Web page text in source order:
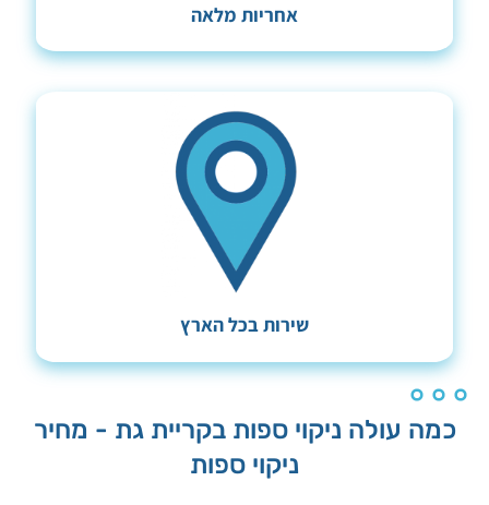
אחריות מלאה
שירות בכל הארץ
כמה עולה ניקוי ספות בקריית גת - מחיר
ניקוי ספות